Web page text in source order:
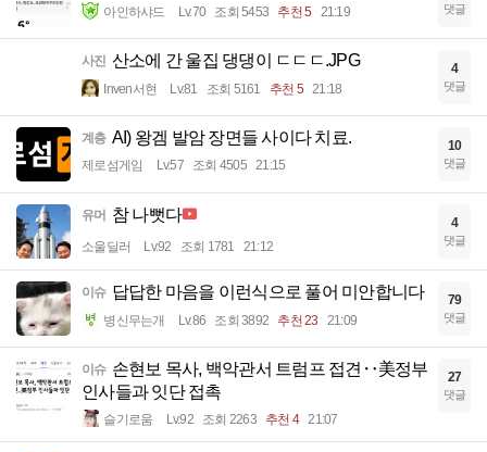
아인하샤드 Lv.70 조회 5453 추천 5 21:19 댓글
사진 산소에 간 울집 댕댕이 ㄷㄷㄷ.JPG
Inven서현 Lv.81 조회 5161 추천 5 21:18
4
댓글
계층 AI) 왕겜 발암 장면들 사이다 치료.
제로섬게임 Lv.57 조회 4505 21:15
10
댓글
유머 참 나뻣다
소울딜러 Lv.92 조회 1781 21:12
4
댓글
이슈 답답한 마음을 이런식으로 풀어 미안합니다
병신무는개 Lv.86 조회 3892 추천 23 21:09
79
댓글
이슈 손현보 목사, 백악관서 트럼프 접견‥美정부
인사들과 잇단 접촉
슬기로움 Lv.92 조회 2263 추천 4 21:07
27
댓글